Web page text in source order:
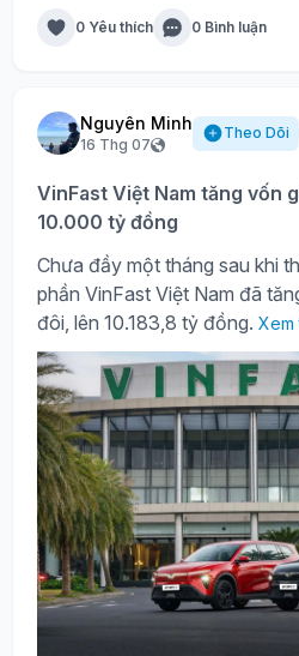
0 Yêu thích 0 Bình luận
Nguyên Minh
16 Thg 07
Theo Dõi
VinFast Việt Nam tăng vốn
10.000 tỷ đồng
Chưa đầy một tháng sau khi
phần VinFast Việt Nam đã
đôi, lên 10.183,8 tỷ đồng. Xem